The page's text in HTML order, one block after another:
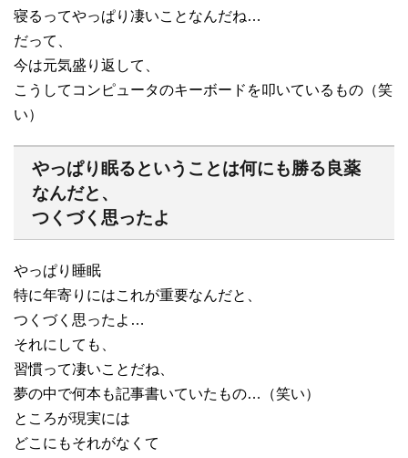
寝るってやっぱり凄いことなんだね…
だって、
今は元気盛り返して、
こうしてコンピュータのキーボードを叩いているもの（笑
い）
やっぱり眠るということは何にも勝る良薬
なんだと、
つくづく思ったよ
やっぱり睡眠
特に年寄りにはこれが重要なんだと、
つくづく思ったよ…
それにしても、
習慣って凄いことだね、
夢の中で何本も記事書いていたもの…（笑い）
ところが現実には
どこにもそれがなくて